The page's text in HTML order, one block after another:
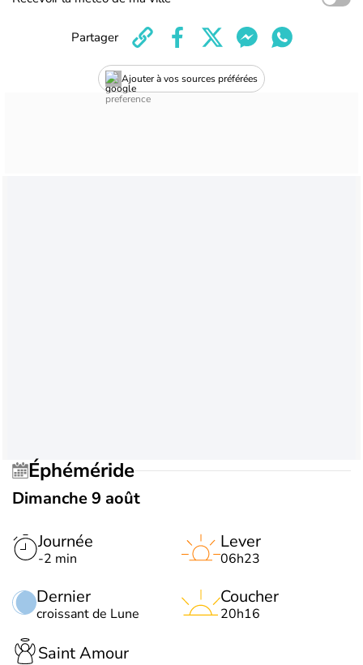
Ajouter à vos sources préférées
Partager
Éphéméride
Dimanche 9 août
Journée
-2 min
Dernier
croissant de Lune
Lever
06h23
Coucher
20h16
Saint Amour